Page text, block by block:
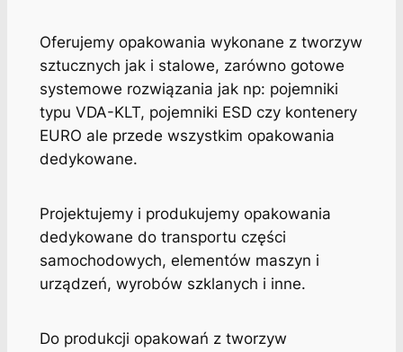
Oferujemy opakowania wykonane z tworzyw
sztucznych jak i stalowe, zarówno gotowe
systemowe rozwiązania jak np: pojemniki
typu VDA-KLT, pojemniki ESD czy kontenery
EURO ale przede wszystkim opakowania
dedykowane.
Projektujemy i produkujemy opakowania
dedykowane do transportu części
samochodowych, elementów maszyn i
urządzeń, wyrobów szklanych i inne.
Do produkcji opakowań z tworzyw